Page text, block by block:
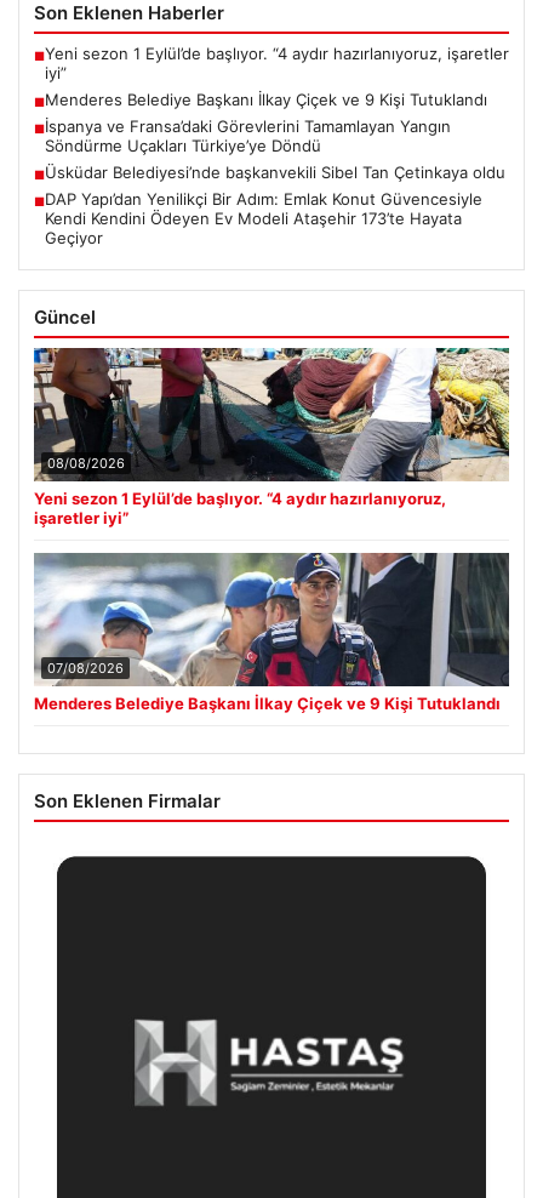
Son Eklenen Haberler
■Yeni sezon 1 Eylül’de başlıyor. “4 aydır hazırlanıyoruz, işaretler
iyi”
■Menderes Belediye Başkanı İlkay Çiçek ve 9 Kişi Tutuklandı
■İspanya ve Fransa’daki Görevlerini Tamamlayan Yangın
Söndürme Uçakları Türkiye’ye Döndü
■Üsküdar Belediyesi’nde başkanvekili Sibel Tan Çetinkaya oldu
■DAP Yapı’dan Yenilikçi Bir Adım: Emlak Konut Güvencesiyle
Kendi Kendini Ödeyen Ev Modeli Ataşehir 173’te Hayata
Geçiyor
Güncel
08/08/2026
Yeni sezon 1 Eylül’de başlıyor. “4 aydır hazırlanıyoruz,
işaretler iyi”
07/08/2026
Menderes Belediye Başkanı İlkay Çiçek ve 9 Kişi Tutuklandı
Son Eklenen Firmalar